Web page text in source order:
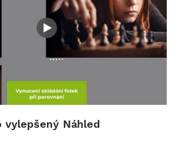
vylepšený Náhled